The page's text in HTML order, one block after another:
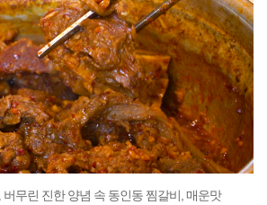
무린 진한 양념 속 동인동 찜갈비, 매운맛